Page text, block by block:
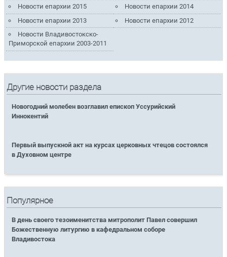
Новости епархии 2015
Новости епархии 2014
Новости епархии 2013
Новости епархии 2012
Новости Владивостокско-
Приморской епархии 2003-2011
Другие новости раздела
Новогодний молебен возглавил епископ Уссурийский
Иннокентий
Первый выпускной акт на курсах церковных чтецов состоялся
в Духовном центре
Популярное
В день своего тезоименитства митрополит Павел совершил
Божественную литургию в кафедральном соборе
Владивостока